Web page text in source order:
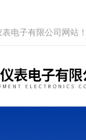
电子有限公司网站